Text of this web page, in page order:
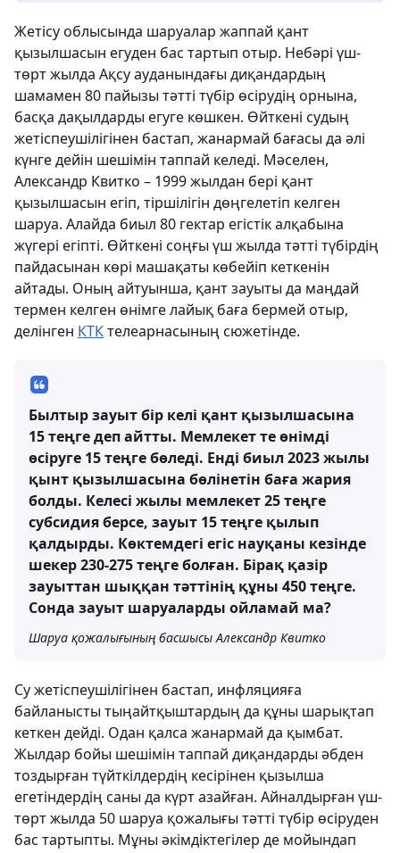
Жетісу облысында шаруалар жаппай қант
қызылшасын егуден бас тартып отыр. Небәрі үш-
төрт жылда Ақсу ауданындағы диқандардың
шамамен 80 пайызы тәтті түбір өсірудің орнына,
басқа дақылдарды егуге көшкен. Өйткені судың
жетіспеушілігінен бастап, жанармай бағасы да әлі
күнге дейін шешімін таппай келеді. Мәселен,
Александр Квитко – 1999 жылдан бері қант
қызылшасын егіп, тіршілігін дөңгелетіп келген
шаруа. Алайда биыл 80 гектар егістік алқабына
жүгері егіпті. Өйткені соңғы үш жылда тәтті түбірдің
пайдасынан көрі машақаты көбейіп кеткенін
айтады. Оның айтуынша, қант зауыты да маңдай
термен келген өнімге лайық баға бермей отыр,
делінген КТКтелеарнасының сюжетінде.
Былтыр зауыт бір келі қант қызылшасына
15 теңге деп айтты. Мемлекет те өнімді
өсіруге 15 теңге бөледі. Енді биыл 2023 жылы
қынт қызылшасына бөлінетін баға жария
болды. Келесі жылы мемлекет 25 теңге
субсидия берсе, зауыт 15 теңге қылып
қалдырды. Көктемдегі егіс науқаны кезінде
шекер 230-275 теңге болған. Бірақ қазір
зауыттан шыққан тәттінің құны 450 теңге.
Сонда зауыт шаруаларды ойламай ма?
Шаруа қожалығының басшысы Александр Квитко
Су жетіспеушілігінен бастап, инфляцияға
байланысты тыңайтқыштардың да құны шарықтап
кеткен дейді. Одан қалса жанармай да қымбат.
Жылдар бойы шешімін таппай диқандарды әбден
тоздырған түйткілдердің кесірінен қызылша
егетіндердің саны да күрт азайған. Айналдырған үш-
төрт жылда 50 шаруа қожалығы тәтті түбір өсіруден
бас тартыпты. Мұны әкімдіктегілер де мойындап